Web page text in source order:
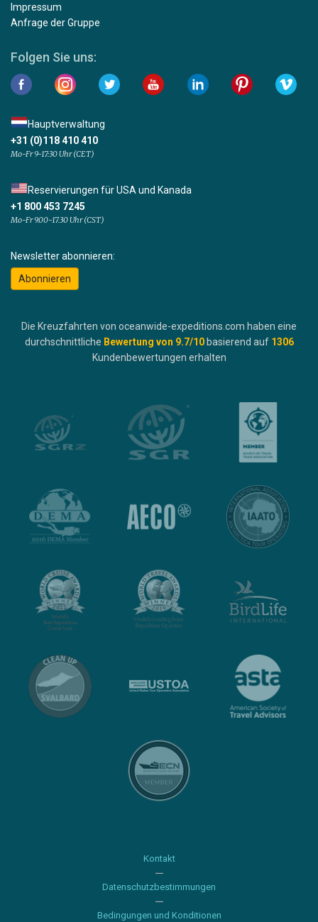
Impressum
Anfrage der Gruppe
Folgen Sie uns:
Hauptverwaltung
+31 (0)118 410 410
Mo-Fr 9-17:30 Uhr (CET)
Reservierungen für USA und Kanada
+1 800 453 7245
Mo-Fr 9.00-17.30 Uhr (CST)
Newsletter abonnieren:
Abonnieren
Die Kreuzfahrten von oceanwide-expeditions.com haben eine
durchschnittliche Bewertung von 9.7/10 basierend auf 1306
Kundenbewertungen erhalten
Kontakt
Datenschutzbestimmungen
Bedingungen und Konditionen